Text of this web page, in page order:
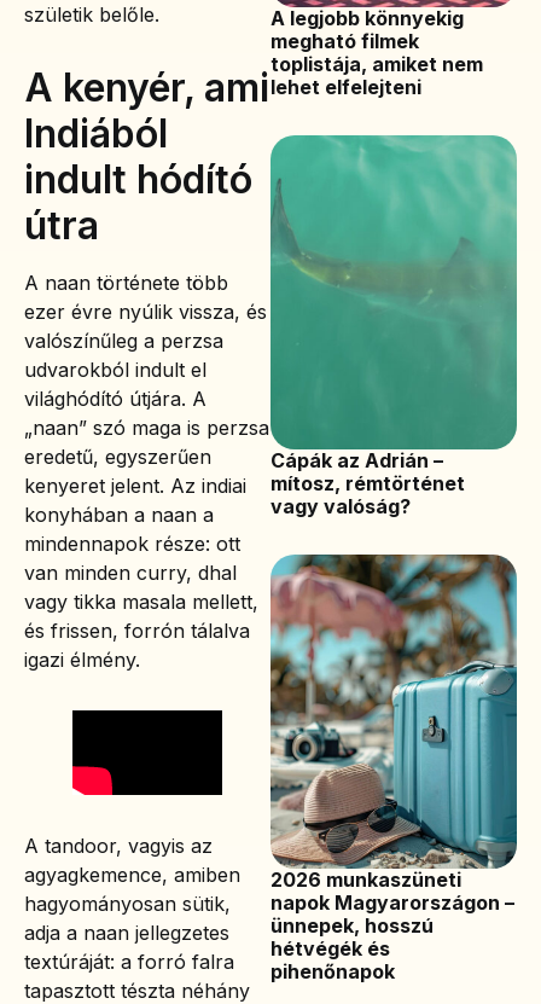
születik belőle.
A kenyér, ami
Indiából
indult hódító
útra
A naan története több
ezer évre nyúlik vissza, és
valószínűleg a perzsa
udvarokból indult el
világhódító útjára. A
„naan” szó maga is perzsa
eredetű, egyszerűen
kenyeret jelent. Az indiai
konyhában a naan a
mindennapok része: ott
van minden curry, dhal
vagy tikka masala mellett,
és frissen, forrón tálalva
igazi élmény.
A tandoor, vagyis az
agyagkemence, amiben
hagyományosan sütik,
adja a naan jellegzetes
textúráját: a forró falra
tapasztott tészta néhány
A legjobb könnyekig
megható filmek
toplistája, amiket nem
lehet elfelejteni
Cápák az Adrián –
mítosz, rémtörténet
vagy valóság?
2026 munkaszüneti
napok Magyarországon –
ünnepek, hosszú
hétvégék és
pihenőnapok